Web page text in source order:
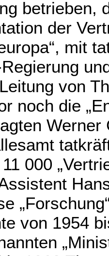
betrieben,
der
mit
von
noch die
000
von 1954